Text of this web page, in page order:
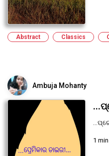
Abstract Classics
Ambuja Mohanty
1